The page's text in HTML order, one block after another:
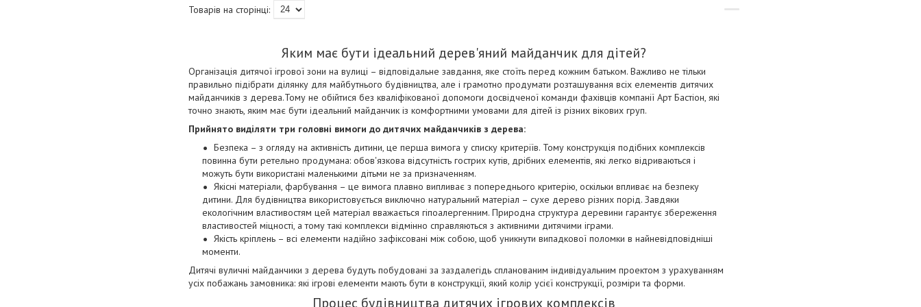
Яким має бути ідеальний дерев'яний майданчик для дітей?
Організація дитячої ігрової зони на вулиці – відповідальне завдання, яке стоїть перед кожним батьком. Важливо не тільки
правильно підібрати ділянку для майбутнього будівництва, але і грамотно продумати розташування всіх елементів дитячих
майданчиків з дерева.Тому не обійтися без кваліфікованої допомоги досвідченої команди фахівців компанії Арт Бастіон, які
точно знають, яким має бути ідеальний майданчик із комфортними умовами для дітей із різних вікових груп.
Прийнято виділяти три головні вимоги до дитячих майданчиків з дерева:
Безпека – з огляду на активність дитини, це перша вимога у списку критеріїв. Тому конструкція подібних комплексів
повинна бути ретельно продумана: обов'язкова відсутність гострих кутів, дрібних елементів, які легко відриваються і
можуть бути використані маленькими дітьми не за призначенням.
Якісні матеріали, фарбування – це вимога плавно випливає з попереднього критерію, оскільки впливає на безпеку
дитини. Для будівництва використовується виключно натуральний матеріал – сухе дерево різних порід. Завдяки
екологічним властивостям цей матеріал вважається гіпоалергенним. Природна структура деревини гарантує збереження
властивостей міцності, а тому такі комплекси відмінно справляються з активними дитячими іграми.
Якість кріплень – всі елементи надійно зафіксовані між собою, щоб уникнути випадкової поломки в найневідповідніші
моменти.
Дитячі вуличні майданчики з дерева будуть побудовані за заздалегідь спланованим індивідуальним проектом з урахуванням
усіх побажань замовника: які ігрові елементи мають бути в конструкції, який колір усієї конструкції, розміри та форми.
Процес будівництва дитячих ігрових комплексів